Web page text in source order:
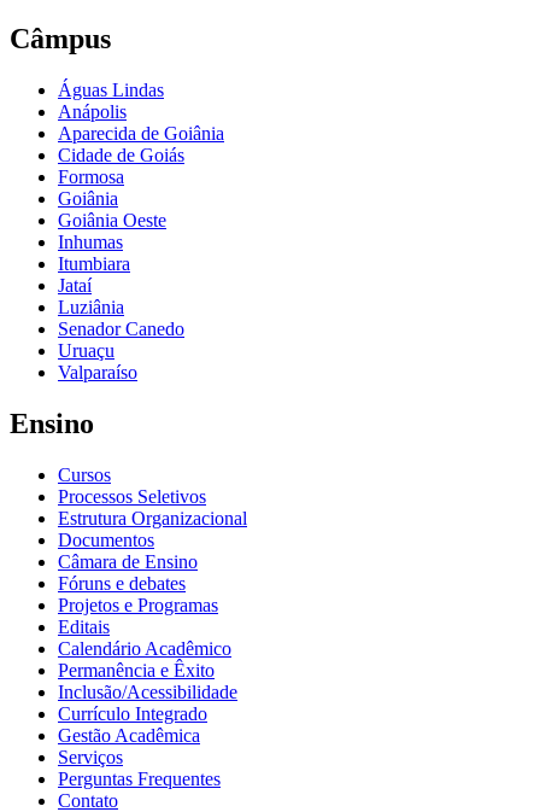
Câmpus
Águas Lindas
Anápolis
Aparecida de Goiânia
Cidade de Goiás
Formosa
Goiânia
Goiânia Oeste
Inhumas
Itumbiara
Jataí
Luziânia
Senador Canedo
Uruaçu
Valparaíso
Ensino
Cursos
Processos Seletivos
Estrutura Organizacional
Documentos
Câmara de Ensino
Fóruns e debates
Projetos e Programas
Editais
Calendário Acadêmico
Permanência e Êxito
Inclusão/Acessibilidade
Currículo Integrado
Gestão Acadêmica
Serviços
Perguntas Frequentes
Contato